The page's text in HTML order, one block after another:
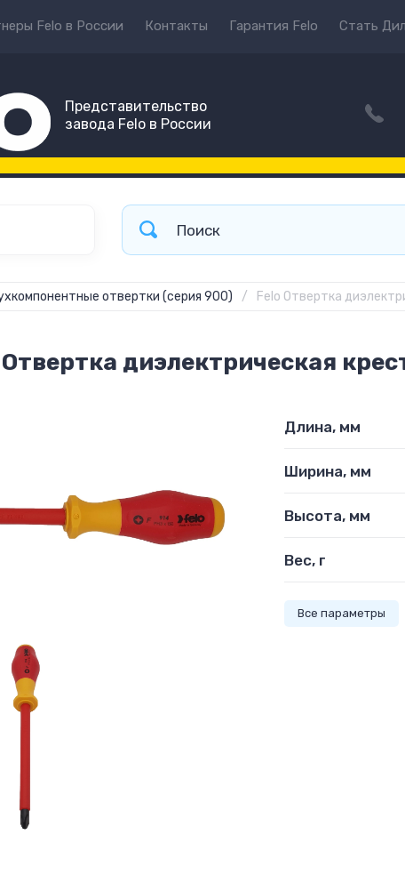
Felo в России Контакты Гарантия Felo Стать
Представительство
завода Felo в России
отвертки (серия 900) / Felo Отвертка
Отвертка диэлектрическая
Длина, мм
Ширина, мм
Высота, мм
Вес, г
Все параметры